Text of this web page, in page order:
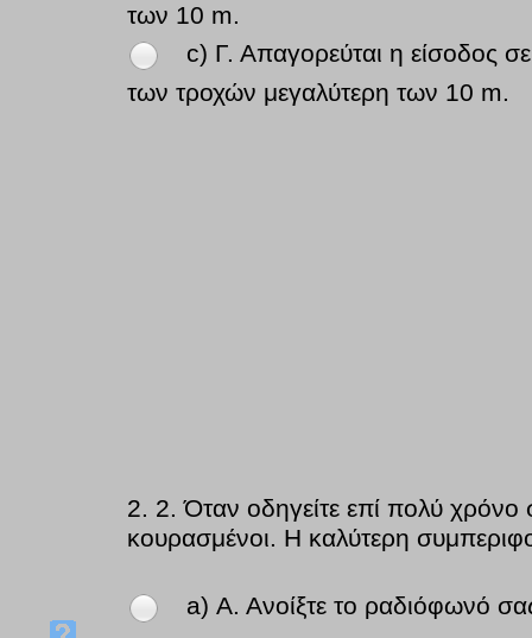
των 10 m.
c) Γ. Απαγορεύται η είσοδος
των τροχών μεγαλύτερη των 10 m.
2. 2. Όταν οδηγείτε επί πολύ χρόνο
κουρασμένοι. Η καλύτερη
a) Α. Ανοίξτε το ραδιόφωνό